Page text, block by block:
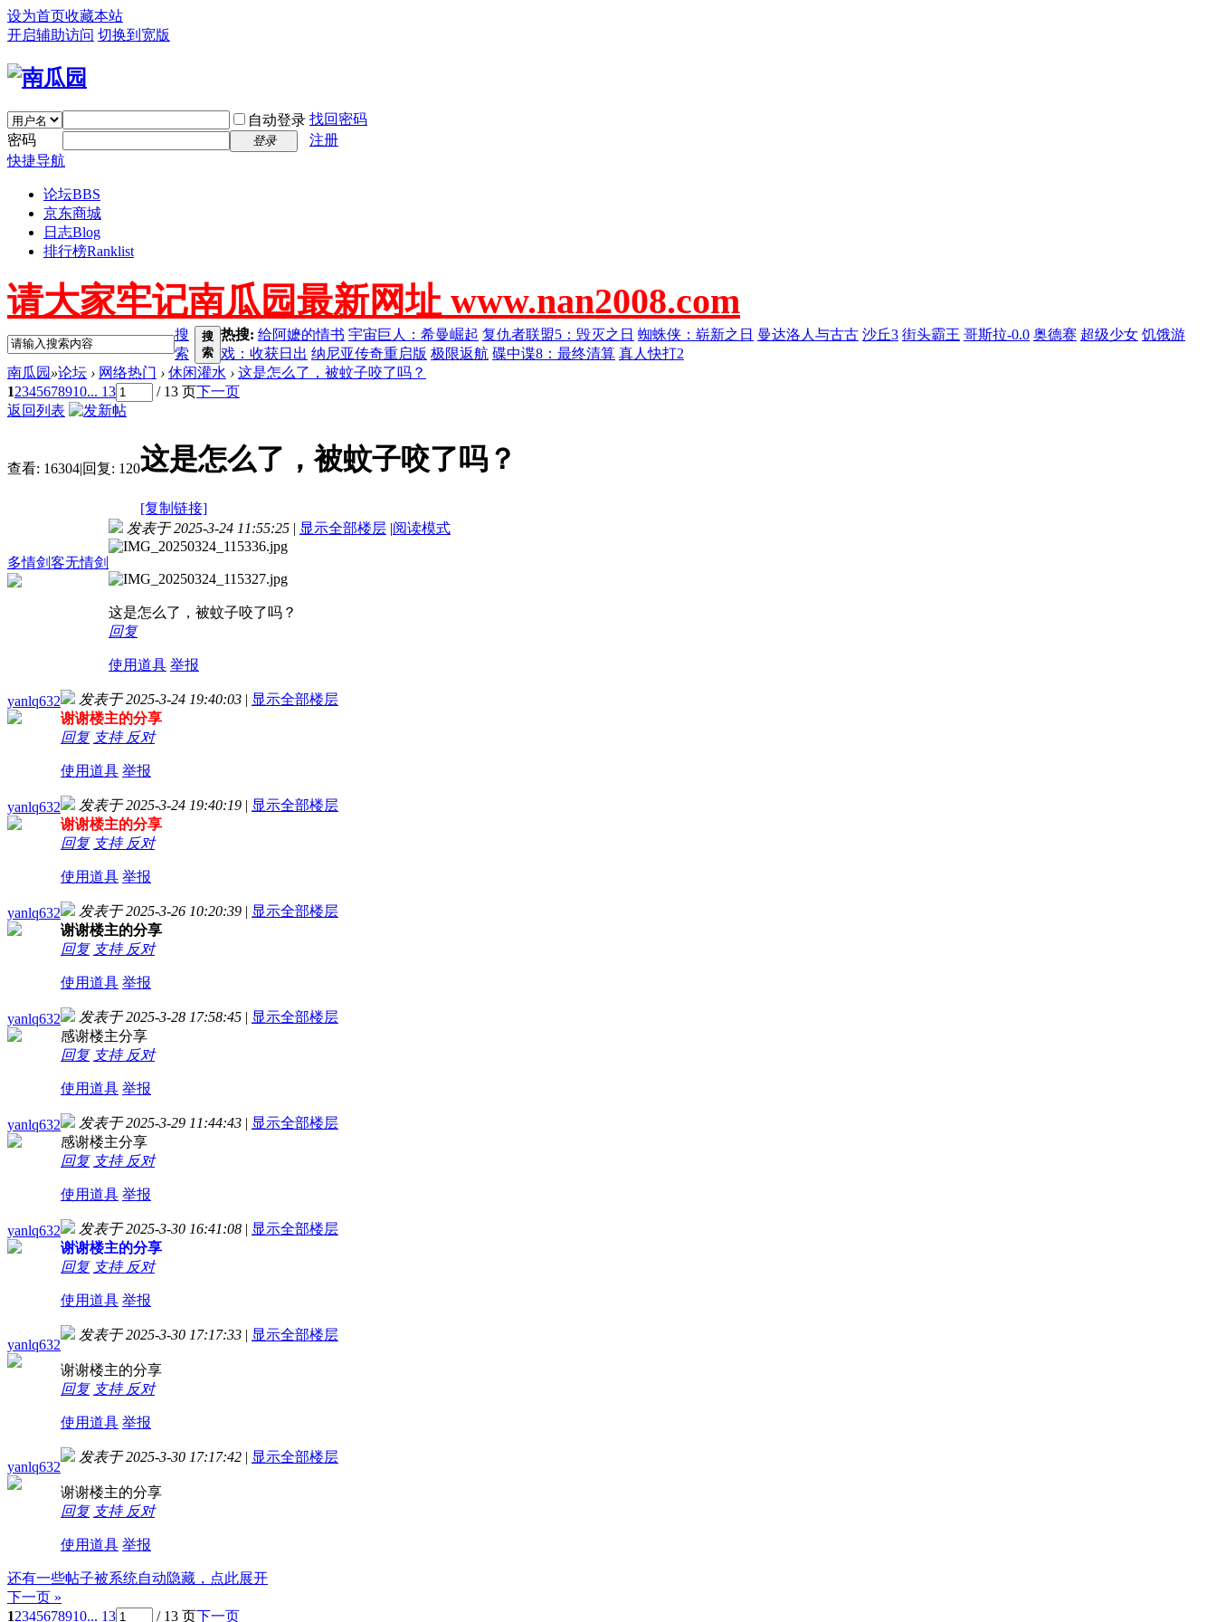
设为首页收藏本站
开启辅助访问 切换到宽版
自动登录 找回密码
密码
登录
注册
快捷导航
论坛BBS
京东商城
日志Blog
排行榜Ranklist
请大家牢记南瓜园最新网址 www.nan2008.com
搜
索
搜
索
热搜: 给阿嬷的情书 宇宙巨人：希曼崛起 复仇者联盟5：毁灭之日 蜘蛛侠：崭新之日 曼达洛人与古古 沙丘3 街头霸王 哥斯拉-0.0 奥德赛 超级少女 饥饿游
戏：收获日出 纳尼亚传奇重启版 极限返航 碟中谍8：最终清算 真人快打2
南瓜园 »论坛 › 网络热门 › 休闲灌水 › 这是怎么了，被蚊子咬了吗？
12345678910... 13 / 13 页下一页
返回列表
查看: 16304|回复: 120这是怎么了，被蚊子咬了吗？
[复制链接]
多情剑客无情剑
发表于 2025-3-24 11:55:25 | 显示全部楼层 |阅读模式
这是怎么了，被蚊子咬了吗？
回复
使用道具 举报
yanlq632 发表于 2025-3-24 19:40:03 | 显示全部楼层
谢谢楼主的分享
回复 支持 反对
使用道具 举报
yanlq632 发表于 2025-3-24 19:40:19 | 显示全部楼层
谢谢楼主的分享
回复 支持 反对
使用道具 举报
yanlq632 发表于 2025-3-26 10:20:39 | 显示全部楼层
谢谢楼主的分享
回复 支持 反对
使用道具 举报
yanlq632 发表于 2025-3-28 17:58:45 | 显示全部楼层
感谢楼主分享
回复 支持 反对
使用道具 举报
yanlq632 发表于 2025-3-29 11:44:43 | 显示全部楼层
感谢楼主分享
回复 支持 反对
使用道具 举报
yanlq632 发表于 2025-3-30 16:41:08 | 显示全部楼层
谢谢楼主的分享
回复 支持 反对
使用道具 举报
yanlq632
发表于 2025-3-30 17:17:33 | 显示全部楼层
谢谢楼主的分享
回复 支持 反对
使用道具 举报
yanlq632
发表于 2025-3-30 17:17:42 | 显示全部楼层
谢谢楼主的分享
回复 支持 反对
使用道具 举报
还有一些帖子被系统自动隐藏，点此展开
下一页 »
12345678910... 13 / 13 页下一页